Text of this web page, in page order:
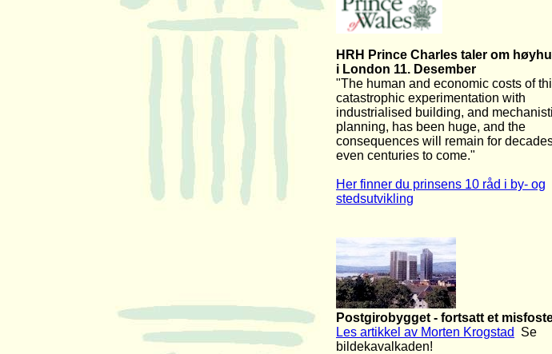
HRH Prince Charles taler om
i London 11. Desember
"The human and economic costs of
catastrophic experimentation with
industrialised building, and
planning, has been huge, and the
consequences will remain for
even centuries to come."
Her finner du prinsens 10 råd i by- og
stedsutvikling
Postgirobygget - fortsatt et
Les artikkel av Morten Krogstad
Se
bildekavalkaden!